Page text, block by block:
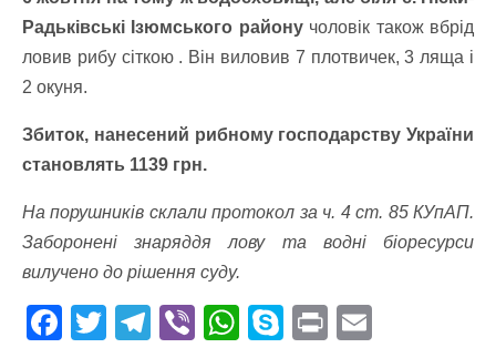
Радьківські Ізюмського районучоловік також вбрід
ловив рибу сіткою . Він виловив 7 плотвичек, 3 ляща і
2 окуня.
Збиток, нанесений рибному господарству України
становлять 1139 грн.
На порушників склали протокол за ч. 4 ст. 85 КУпАП.
Заборонені знаряддя лову та водні біоресурси
вилучено до рішення суду.
F T T Vi W S Pr